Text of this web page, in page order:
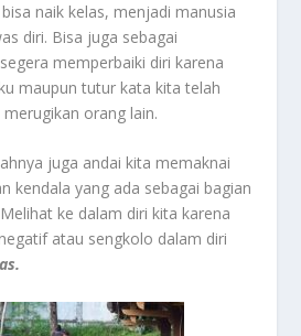
naik kelas, menjadi manusia
diri. Bisa juga sebagai
memperbaiki diri karena
maupun tutur kata kita telah
orang lain.
juga andai kita memaknai
kendala yang ada sebagai bagian
ke dalam diri kita karena
atau sengkolo dalam diri